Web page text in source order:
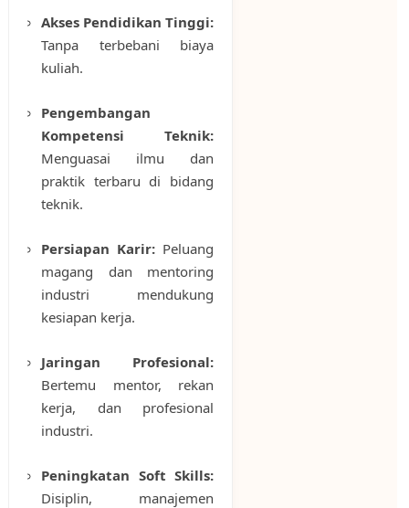
Akses Pendidikan Tinggi:
Tanpa terbebani biaya
kuliah.
Pengembangan
Kompetensi Teknik:
Menguasai ilmu dan
praktik terbaru di bidang
teknik.
Persiapan Karir: Peluang
magang dan mentoring
industri mendukung
kesiapan kerja.
Jaringan Profesional:
Bertemu mentor, rekan
kerja, dan profesional
industri.
Peningkatan Soft Skills:
Disiplin, manajemen